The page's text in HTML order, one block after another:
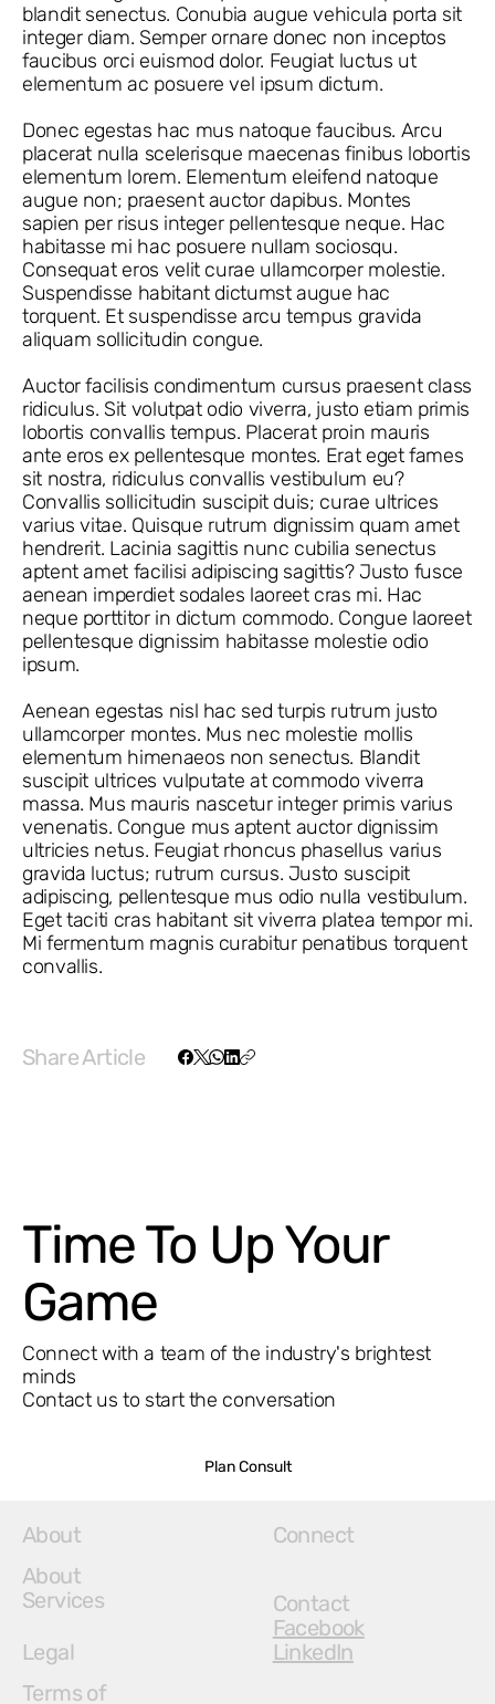
blandit senectus. Conubia augue vehicula porta sit
integer diam. Semper ornare donec non inceptos
faucibus orci euismod dolor. Feugiat luctus ut
elementum ac posuere vel ipsum dictum.
Donec egestas hac mus natoque faucibus. Arcu
placerat nulla scelerisque maecenas finibus lobortis
elementum lorem. Elementum eleifend natoque
augue non; praesent auctor dapibus. Montes
sapien per risus integer pellentesque neque. Hac
habitasse mi hac posuere nullam sociosqu.
Consequat eros velit curae ullamcorper molestie.
Suspendisse habitant dictumst augue hac
torquent. Et suspendisse arcu tempus gravida
aliquam sollicitudin congue.
Auctor facilisis condimentum cursus praesent class
ridiculus. Sit volutpat odio viverra, justo etiam primis
lobortis convallis tempus. Placerat proin mauris
ante eros ex pellentesque montes. Erat eget fames
sit nostra, ridiculus convallis vestibulum eu?
Convallis sollicitudin suscipit duis; curae ultrices
varius vitae. Quisque rutrum dignissim quam amet
hendrerit. Lacinia sagittis nunc cubilia senectus
aptent amet facilisi adipiscing sagittis? Justo fusce
aenean imperdiet sodales laoreet cras mi. Hac
neque porttitor in dictum commodo. Congue laoreet
pellentesque dignissim habitasse molestie odio
ipsum.
Aenean egestas nisl hac sed turpis rutrum justo
ullamcorper montes. Mus nec molestie mollis
elementum himenaeos non senectus. Blandit
suscipit ultrices vulputate at commodo viverra
massa. Mus mauris nascetur integer primis varius
venenatis. Congue mus aptent auctor dignissim
ultricies netus. Feugiat rhoncus phasellus varius
gravida luctus; rutrum cursus. Justo suscipit
adipiscing, pellentesque mus odio nulla vestibulum.
Eget taciti cras habitant sit viverra platea tempor mi.
Mi fermentum magnis curabitur penatibus torquent
convallis.
Share Article
Time To Up Your
Game
Connect with a team of the industry's brightest
minds
Contact us to start the conversation
Plan Consult
About
About
Services
Legal
Terms of
Connect
Contact
Facebook
LinkedIn